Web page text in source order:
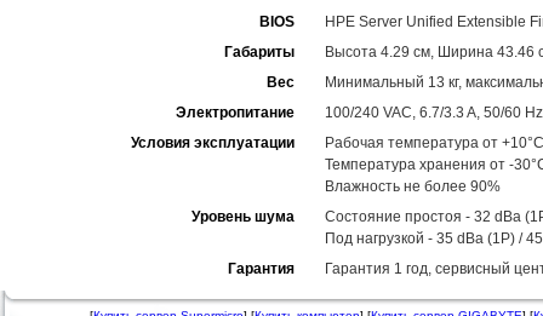
BIOS
HPE Server Unified Extensible
Габариты
Высота 4.29 см, Ширина 43.46
Вес
Минимальный 13 кг,
Электропитание
100/240 VAC, 6.7/3.3 A, 50/60 Hz
Условия эксплуатации
Рабочая температура от
Температура хранения от -
Влажность не более 90%
Уровень шума
Состояние простоя - 32 dBa
Под нагрузкой - 35 dBa (1P) /
Гарантия
Гарантия 1 год, сервисный